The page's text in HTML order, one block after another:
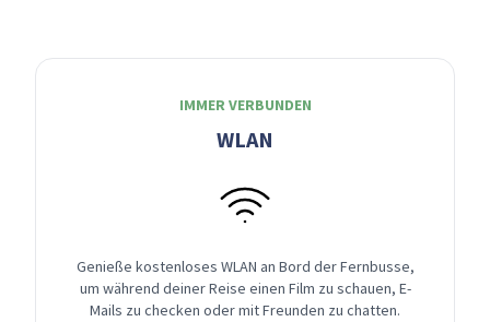
IMMER VERBUNDEN
WLAN
Genieße kostenloses WLAN an Bord der Fernbusse,
um während deiner Reise einen Film zu schauen, E-
Mails zu checken oder mit Freunden zu chatten.